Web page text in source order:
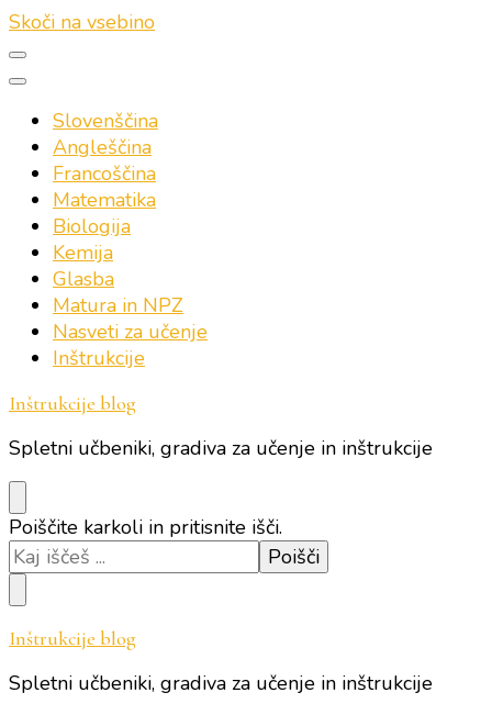
Skoči na vsebino
Slovenščina
Angleščina
Francoščina
Matematika
Biologija
Kemija
Glasba
Matura in NPZ
Nasveti za učenje
Inštrukcije
Inštrukcije blog
Spletni učbeniki, gradiva za učenje in inštrukcije
Iščeš
kaj?
Poiščite karkoli in pritisnite išči.
Inštrukcije blog
Spletni učbeniki, gradiva za učenje in inštrukcije